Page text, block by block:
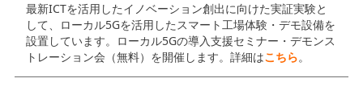
最新ICTを活用したイノベーション創出に向けた実証実験と
して、ローカル5Gを活用したスマート工場体験・デモ設備を
設置しています。ローカル5Gの導入支援セミナー・デモンス
トレーション会（無料）を開催します。詳細はこちら。